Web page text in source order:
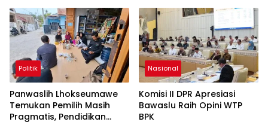
Politik
Panwaslih Lhokseumawe
Temukan Pemilih Masih
Pragmatis, Pendidikan
Nasional
Komisi II DPR Apresiasi
Bawaslu Raih Opini WTP
BPK